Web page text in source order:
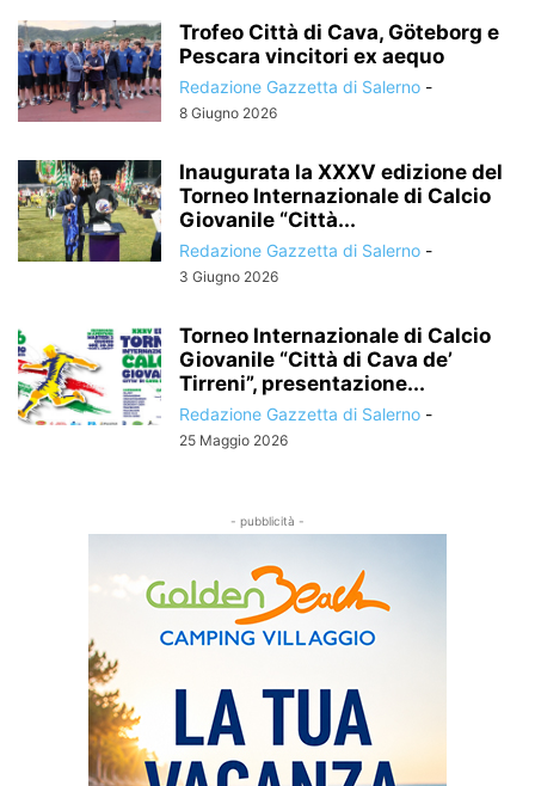
Trofeo Città di Cava, Göteborg e
Pescara vincitori ex aequo
Redazione Gazzetta di Salerno -
8 Giugno 2026
Inaugurata la XXXV edizione del
Torneo Internazionale di Calcio
Giovanile “Città...
Redazione Gazzetta di Salerno -
3 Giugno 2026
Torneo Internazionale di Calcio
Giovanile “Città di Cava de’
Tirreni”, presentazione...
Redazione Gazzetta di Salerno -
25 Maggio 2026
- pubblicità -